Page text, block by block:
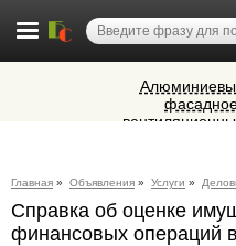
Ветеринарная
предлагает
Главная » Объявления » Услуги »
Справка об оценке
финансовых операций